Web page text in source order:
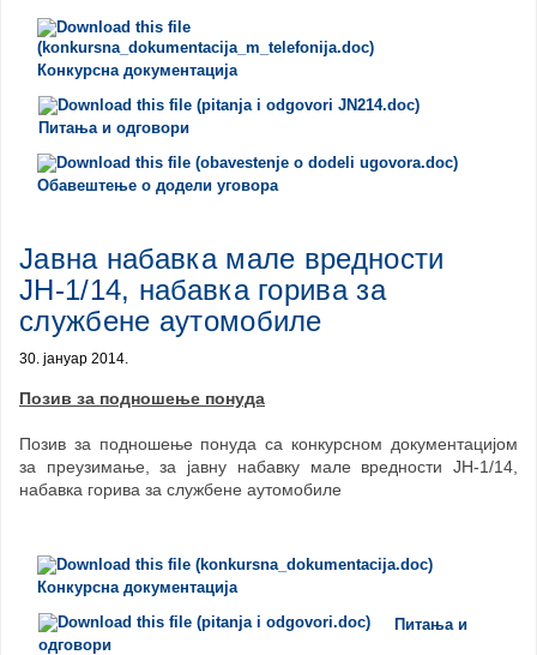
Конкурсна документација
Питања и одговори
Обавештење о додели уговора
Јавна набавка мале вредности
ЈН-1/14, набавка горива за
службене аутомобиле
30. јануар 2014.
Позив за подношење понуда
Позив за подношење понуда са конкурсном документацијом
за преузимање, за јавну набавку мале вредности ЈН-1/14,
набавка горива за службене аутомобиле
Конкурсна документација
Питања и
одговори